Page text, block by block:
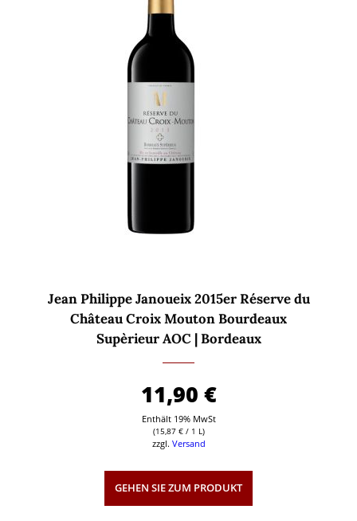
Jean Philippe Janoueix 2015er Réserve du
Château Croix Mouton Bourdeaux
Supèrieur AOC | Bordeaux
11,90 €
Enthält 19% MwSt
(15,87 €/ 1 L)
zzgl. Versand
GEHEN SIE ZUM PRODUKT